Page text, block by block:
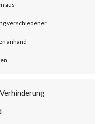
aus
verschiedener
anhand
the need
on the
Both
been added